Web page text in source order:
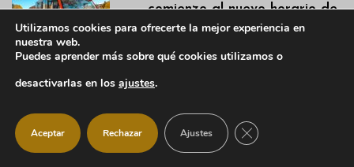
comienzo al nuevo horario de
verano el 19 de junio
19 junio, 2026
La Pedriza cuenta desde el 15
de junio con un Punto de
Incendio Forestal operativo
para la campaña INFOMA
Utilizamos cookies para ofrecerte la mejor experiencia en
nuestra web.
Puedes aprender más sobre qué cookies utilizamos o
desactivarlas en los ajustes.
Aceptar Rechazar Ajustes CERRAR EL